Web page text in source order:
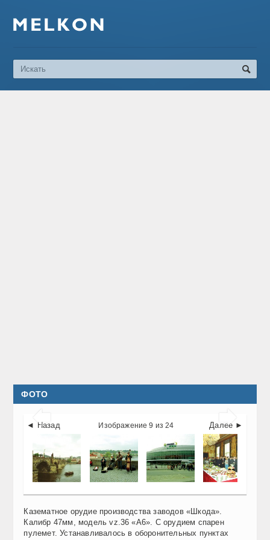
ФОТО
 
◄ Назад Далее ►
Изображение 9 из 24
Казематное орудие производства заводов «Шкода».
Калибр 47мм, модель vz.36 «А6». С орудием спарен
пулемет. Устанавливалось в оборонительных пунктах